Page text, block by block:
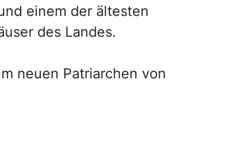
einem der ältesten
des Landes.
neuen Patriarchen von